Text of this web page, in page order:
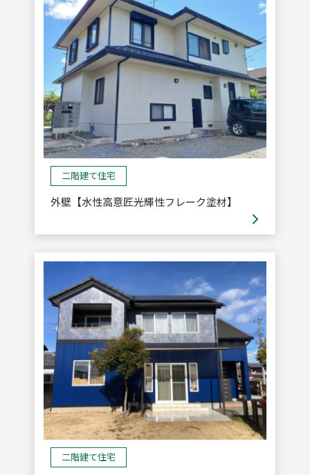
二階建て住宅
外壁【水性高意匠光輝性フレーク塗材】
二階建て住宅